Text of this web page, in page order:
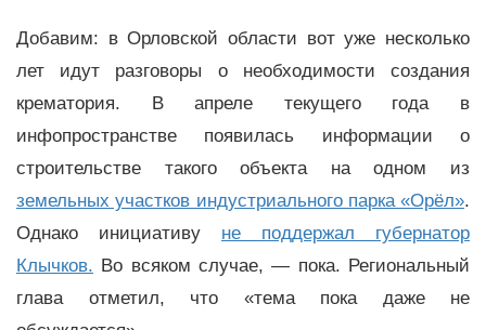
Добавим: в Орловской области вот уже несколько
лет идут разговоры о необходимости создания
крематория. В апреле текущего года в
инфопространстве появилась информации о
строительстве такого объекта на одном из
земельных участков индустриального парка «Орёл».
Однако инициативу не поддержал губернатор
Клычков. Во всяком случае, — пока. Региональный
глава отметил, что «тема пока даже не